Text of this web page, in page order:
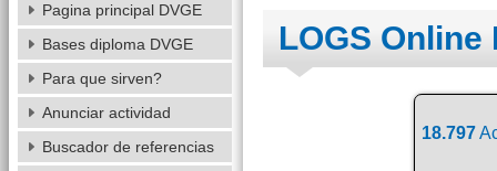
LOGS Online
18.797
Pagina principal DVGE
Bases diploma DVGE
Para que sirven?
Anunciar actividad
Buscador de referencias